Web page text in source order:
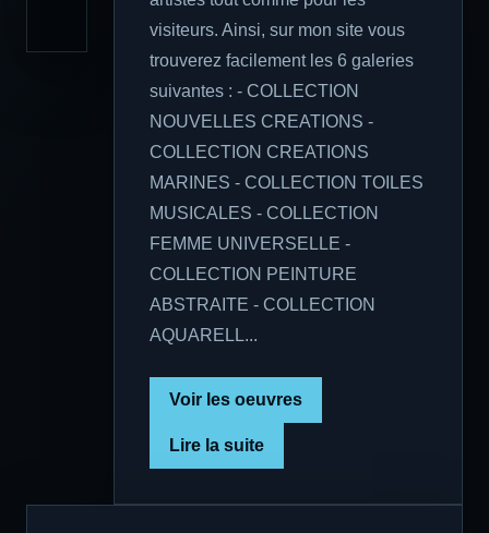
visiteurs. Ainsi, sur mon site vous
trouverez facilement les 6 galeries
suivantes : - COLLECTION
NOUVELLES CREATIONS -
COLLECTION CREATIONS
MARINES - COLLECTION TOILES
MUSICALES - COLLECTION
FEMME UNIVERSELLE -
COLLECTION PEINTURE
ABSTRAITE - COLLECTION
AQUARELL...
Voir les oeuvres
Lire la suite